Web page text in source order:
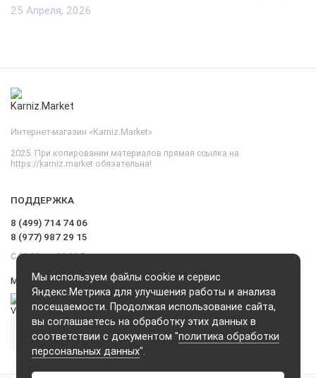
25 Апреля, 2026
Мы используем файлы cookie и сервис
Яндекс.Метрика для улучшения работы и анализа
посещаемости. Продолжая использование сайта,
вы соглашаетесь на обработку этих данных в
соответствии с документом "политика обработки
персональных данных".
Интернет-магазин «Karniz.Market»
2025. При копировании материалов прямая ссылка на
https://karniz.market обязательна!
ПОДДЕРЖКА
8 (499) 714 74 06
8 (977) 987 29 15
С 09.00 до 20.00 Без выходных и перерывов
Мы в сети